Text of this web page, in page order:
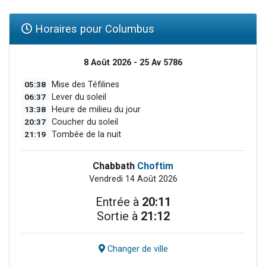
Horaires pour Columbus
8 Août 2026 - 25 Av 5786
05:38 Mise des Téfilines
06:37 Lever du soleil
13:38 Heure de milieu du jour
20:37 Coucher du soleil
21:19 Tombée de la nuit
Chabbath Choftim
Vendredi 14 Août 2026
Entrée à 20:11
Sortie à 21:12
Changer de ville